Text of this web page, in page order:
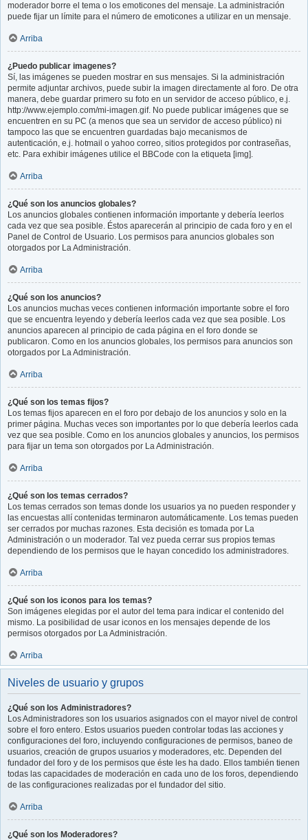
moderador borre el tema o los emoticones del mensaje. La administración
puede fijar un límite para el número de emoticones a utilizar en un mensaje.
Arriba
¿Puedo publicar imagenes?
Sí, las imágenes se pueden mostrar en sus mensajes. Si la administración
permite adjuntar archivos, puede subir la imagen directamente al foro. De otra
manera, debe guardar primero su foto en un servidor de acceso público, e.j.
http://www.ejemplo.com/mi-imagen.gif. No puede publicar imágenes que se
encuentren en su PC (a menos que sea un servidor de acceso público) ni
tampoco las que se encuentren guardadas bajo mecanismos de
autenticación, e.j. hotmail o yahoo correo, sitios protegidos por contraseñas,
etc. Para exhibir imágenes utilice el BBCode con la etiqueta [img].
Arriba
¿Qué son los anuncios globales?
Los anuncios globales contienen información importante y debería leerlos
cada vez que sea posible. Éstos aparecerán al principio de cada foro y en el
Panel de Control de Usuario. Los permisos para anuncios globales son
otorgados por La Administración.
Arriba
¿Qué son los anuncios?
Los anuncios muchas veces contienen información importante sobre el foro
que se encuentra leyendo y debería leerlos cada vez que sea posible. Los
anuncios aparecen al principio de cada página en el foro donde se
publicaron. Como en los anuncios globales, los permisos para anuncios son
otorgados por La Administración.
Arriba
¿Qué son los temas fijos?
Los temas fijos aparecen en el foro por debajo de los anuncios y solo en la
primer página. Muchas veces son importantes por lo que debería leerlos cada
vez que sea posible. Como en los anuncios globales y anuncios, los permisos
para fijar un tema son otorgados por La Administración.
Arriba
¿Qué son los temas cerrados?
Los temas cerrados son temas donde los usuarios ya no pueden responder y
las encuestas allí contenidas terminaron automáticamente. Los temas pueden
ser cerrados por muchas razones. Esta decisión es tomada por La
Administración o un moderador. Tal vez pueda cerrar sus propios temas
dependiendo de los permisos que le hayan concedido los administradores.
Arriba
¿Qué son los iconos para los temas?
Son imágenes elegidas por el autor del tema para indicar el contenido del
mismo. La posibilidad de usar iconos en los mensajes depende de los
permisos otorgados por La Administración.
Arriba
Niveles de usuario y grupos
¿Qué son los Administradores?
Los Administradores son los usuarios asignados con el mayor nivel de control
sobre el foro entero. Estos usuarios pueden controlar todas las acciones y
configuraciones del foro, incluyendo configuraciones de permisos, baneo de
usuarios, creación de grupos usuarios y moderadores, etc. Dependen del
fundador del foro y de los permisos que éste les ha dado. Ellos también tienen
todas las capacidades de moderación en cada uno de los foros, dependiendo
de las configuraciones realizadas por el fundador del sitio.
Arriba
¿Qué son los Moderadores?